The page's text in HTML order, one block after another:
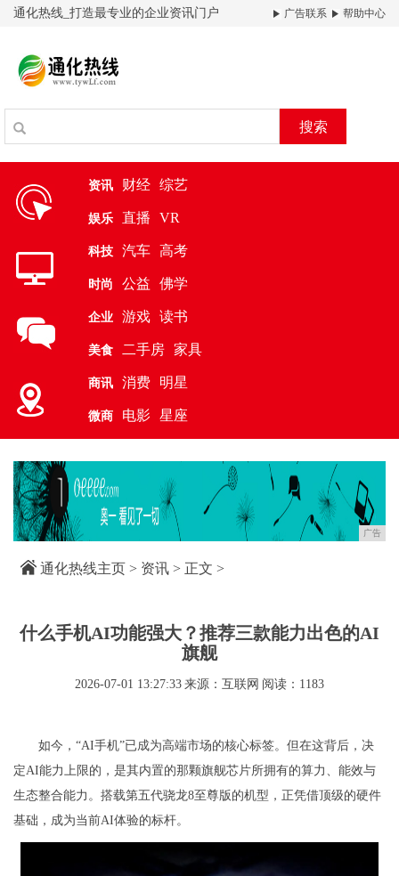
通化热线_打造最专业的企业资讯门户 广告联系 帮助中心
搜索
资讯 财经 综艺
娱乐 直播 VR
科技 汽车 高考
时尚 公益 佛学
企业 游戏 读书
美食 二手房 家具
商讯 消费 明星
微商 电影 星座
广告
通化热线主页 > 资讯 > 正文 >
什么手机AI功能强大？推荐三款能力出色的AI
旗舰
2026-07-01 13:27:33 来源：互联网 阅读：1183
如今，“AI手机”已成为高端市场的核心标签。但在这背后，决
定AI能力上限的，是其内置的那颗旗舰芯片所拥有的算力、能效与
生态整合能力。搭载第五代骁龙8至尊版的机型，正凭借顶级的硬件
基础，成为当前AI体验的标杆。